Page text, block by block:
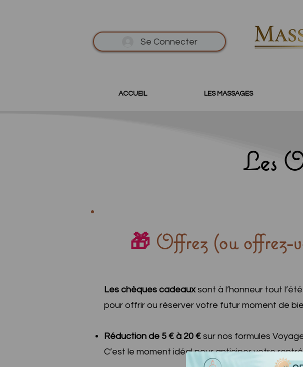
Se Connecter
ACCUEIL LES MASSAGES
Les
🎁 Offrez (ou offrez-
Les chèques cadeauxsont à l’honneur tout
pour offrir ou réserver votre futur moment de
Réduction de 5 € à 20 € sur nos formules
C’est le moment idéal pour anticiper votre